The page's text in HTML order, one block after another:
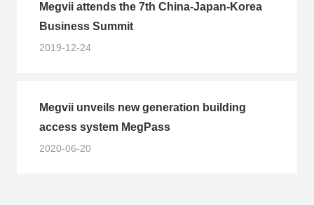
Megvii attends the 7th China-Japan-Korea
Business Summit
2019-12-24
Megvii unveils new generation building
access system MegPass
2020-06-20